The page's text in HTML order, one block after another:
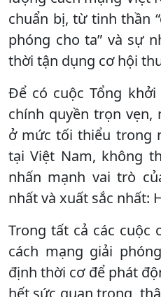
chuẩn bị, từ tinh thần
phóng cho ta” và sự
thời tận dụng cơ hội
Để có cuộc Tổng
chính quyền trọn vẹn,
ở mức tối thiểu trong
tại Việt Nam, không
nhấn mạnh vai trò
nhất và xuất sắc nhất:
Trong tất cả các cuộc
cách mạng giải
định thời cơ để phát
hết sức quan trọng,